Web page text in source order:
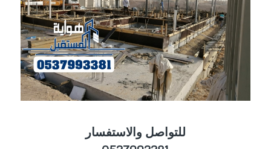
للتواصل والاستفسار